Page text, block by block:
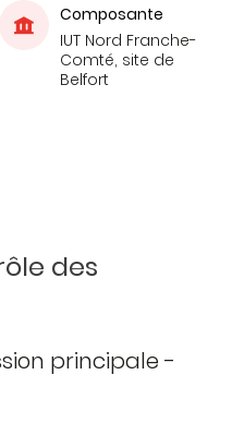
Composante
IUT Nord Franche-
Comté, site de
Belfort
des
principale -